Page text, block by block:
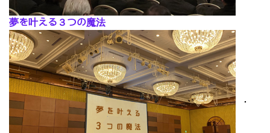
夢を叶える３つの魔法
･